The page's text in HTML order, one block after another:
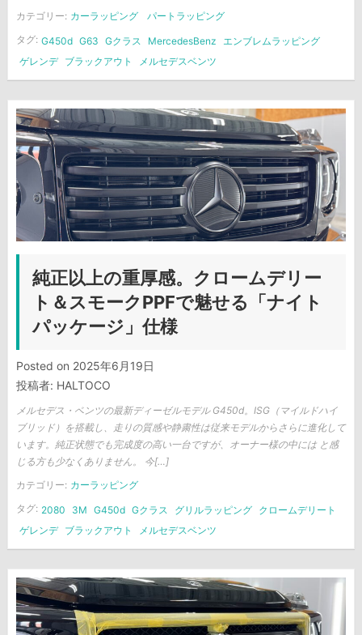
カテゴリー: カーラッピング
パートラッピング
タグ: G450d G63 Gクラス MercedesBenz
エンブレムラッピング
ゲレンデ
ブラックアウト メルセデスベンツ
純正以上の重厚感。クロームデリー
ト＆スモークPPFで魅せる「ナイト
パッケージ」仕様
Posted on 2025年6月19日
投稿者: HALTOCO
メルセデス・ベンツの最新ディーゼルモデル G450d。ISG（マイルドハイ
ブリッド）を搭載し、走りの質感や静粛性は従来モデルからさらに進化して
います。純正状態でも完成度の高い一台ですが、オーナー様の中には と感
じる方も少なくありません。 今[…]
カテゴリー: カーラッピング
タグ: 2080 3M G450d Gクラス グリルラッピング
クロームデリート
ゲレンデ
ブラックアウト メルセデスベンツ